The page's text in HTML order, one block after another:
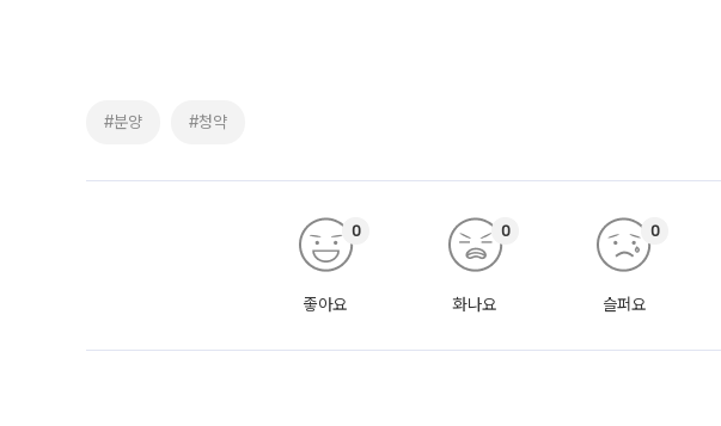
#분양 #청약
좋아요
0
화나요
0
슬퍼요
0